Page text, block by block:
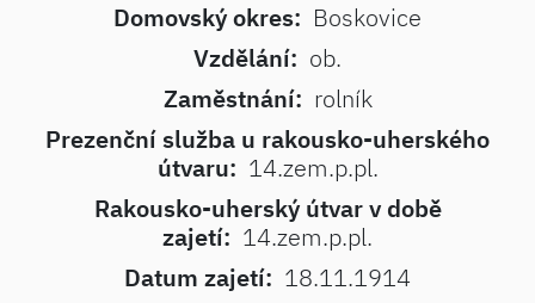
Domovský okres: Boskovice
Vzdělání: ob.
Zaměstnání: rolník
Prezenční služba u rakousko-uherského
útvaru: 14.zem.p.pl.
Rakousko-uherský útvar v době
zajetí: 14.zem.p.pl.
Datum zajetí: 18.11.1914